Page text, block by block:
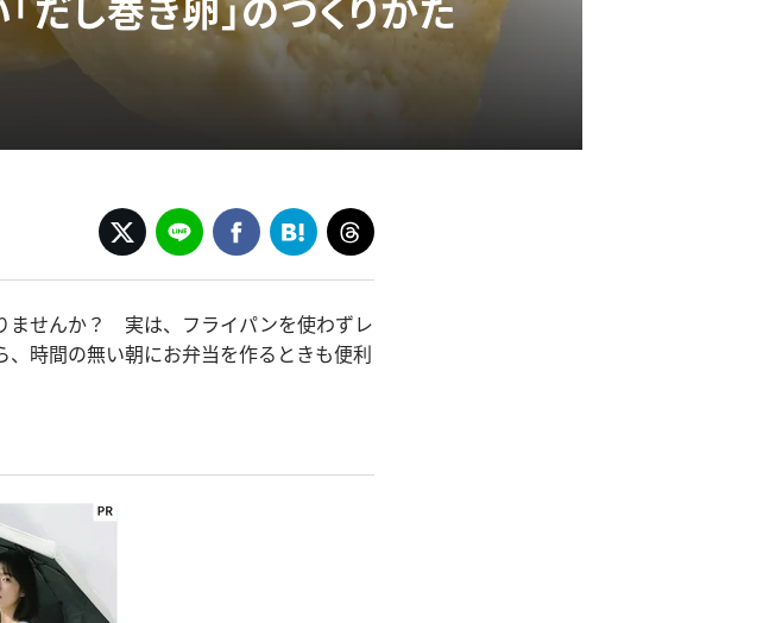
ませんか？ 実は、フライパンを使わずレ
時間の無い朝にお弁当を作るときも便利